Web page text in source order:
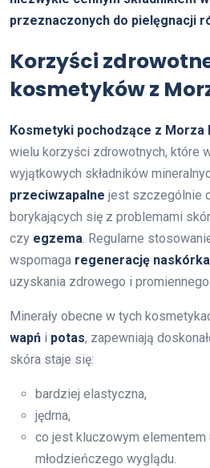
przeznaczonych do pielęgnacji
Korzyści
kosmetyków z
Kosmetyki pochodzące z Morza
wielu korzyści zdrowotnych, które
wyjątkowych składników
przeciwzapalne jest szczególnie
borykających się z problemami
czy egzema. Regularne
wspomaga regenerację naskórka
uzyskania zdrowego i
Minerały obecne w tych
wapń i potas, zapewniają
skóra staje się:
bardziej elastyczna,
jędrna,
co jest kluczowym elementem
młodzieńczego wyglądu.